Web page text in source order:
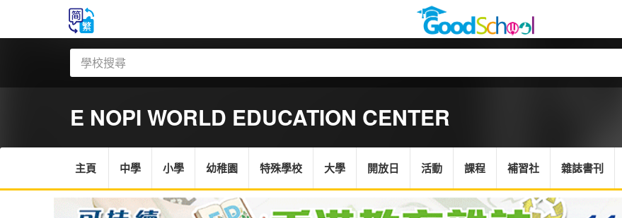
E NOPI WORLD EDUCATION CENTER
主頁 中學 小學 幼稚園 特殊學校 大學 開放日 活動 課程 補習社 雜誌書刊